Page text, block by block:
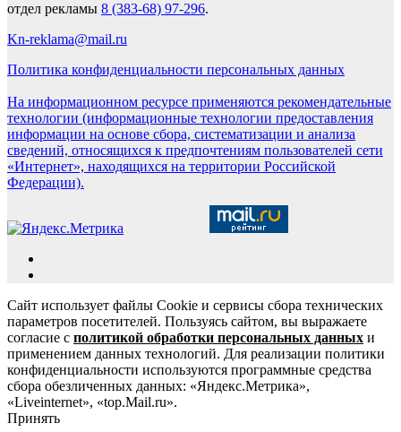
отдел рекламы 8 (383-68) 97-296.
Kn-reklama@mail.ru
Политика конфиденциальности персональных данных
На информационном ресурсе применяются рекомендательные
технологии (информационные технологии предоставления
информации на основе сбора, систематизации и анализа
сведений, относящихся к предпочтениям пользователей сети
«Интернет», находящихся на территории Российской
Федерации).
Сайт использует файлы Cookie и сервисы сбора технических
параметров посетителей. Пользуясь сайтом, вы выражаете
согласие с политикой обработки персональных данных и
применением данных технологий. Для реализации политики
конфиденциальности используются программные средства
сбора обезличенных данных: «Яндекс.Метрика»,
«Liveinternet», «top.Mail.ru».
Принять